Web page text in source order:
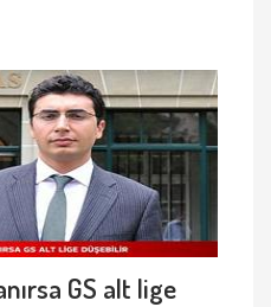
GS alt lige